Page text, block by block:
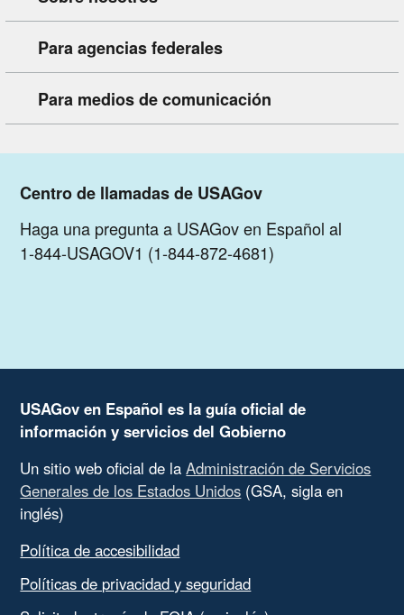
Para agencias federales
Para medios de comunicación
Centro de llamadas de USAGov
Haga una pregunta a USAGov en Español al
1-844-USAGOV1 (1-844-872-4681)
USAGov en Español es la guía oficial de
información y servicios del Gobierno
Un sitio web oficial de laAdministración de Servicios
Generales de los Estados Unidos (GSA, sigla en
inglés)
Política de accesibilidad
Políticas de privacidad y seguridad